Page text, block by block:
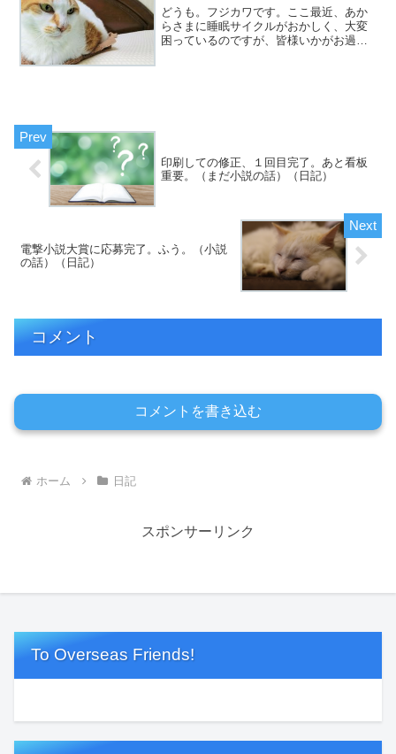
どうも。フジカワです。ここ最近、あか
らさまに睡眠サイクルがおかしく、大変
困っているのですが、皆様いかがお過ご
印刷しての修正、１回目完了。あと看板
重要。（まだ小説の話）（日記）
電撃小説大賞に応募完了。ふう。（小説
の話）（日記）
コメント
コメントを書き込む
ホーム 日記
スポンサーリンク
To Overseas Friends!